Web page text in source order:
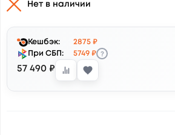
Нет в наличии
Кешбэк:
2875 ₽
При СБП:
5749 ₽ ?
57 490 ₽